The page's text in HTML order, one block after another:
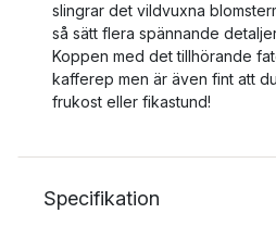
slingrar det vildvuxna
så sätt flera spännande
Koppen med det tillhörande
kafferep men är även fint att
frukost eller fikastund!
Specifikation